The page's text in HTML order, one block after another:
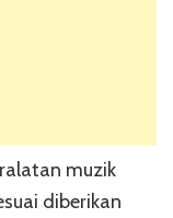
muzik
diberikan